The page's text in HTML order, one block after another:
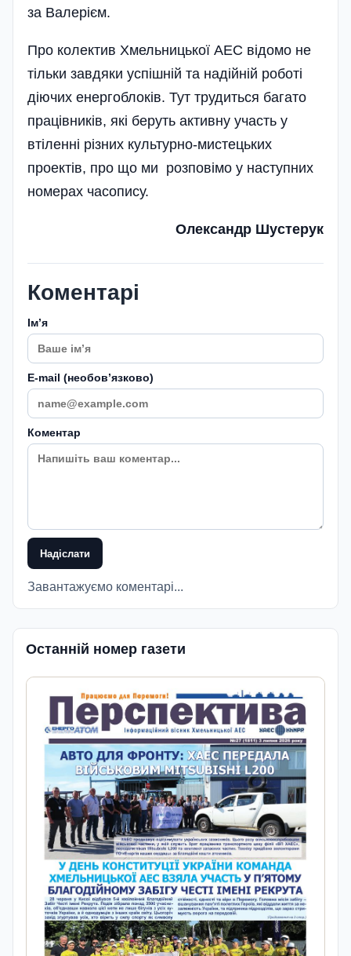
за Валерієм.
Про колектив Хмельницької АЕС відомо не
тільки завдяки успішній та надійній роботі
діючих енергоблоків. Тут трудиться багато
працівників, які беруть активну участь у
втіленні різних культурно-мистецьких
проектів, про що ми розповімо у наступних
номерах часопису.
Олександр Шустерук
Коментарі
Імʼя
E-mail (необовʼязково)
Коментар
Надіслати
Завантажуємо коментарі...
Останній номер газети